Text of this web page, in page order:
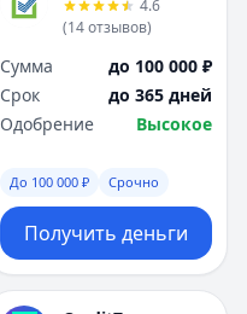
Тула
Тюмень
Ульяновск
Уфа
Хабаровск
Ч
Чебоксары
Челябинск
Тула
Тюмень
Ульяновск
Уфа
Хабаровск
Ч
Чебоксары
Челябинск
4.6
(14отзывов)
Сумма
до 100 000 ₽
Срок
до 365 дней
Одобрение
Высокое
До 100 000 ₽ Срочно
Получить деньги